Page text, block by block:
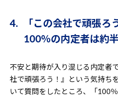
4. 「この会社で頑張ろ
100％の内定者は約
不安と期待が入り混じる内定者
社で頑張ろう！』という気持ち
いて質問をしたところ、「100